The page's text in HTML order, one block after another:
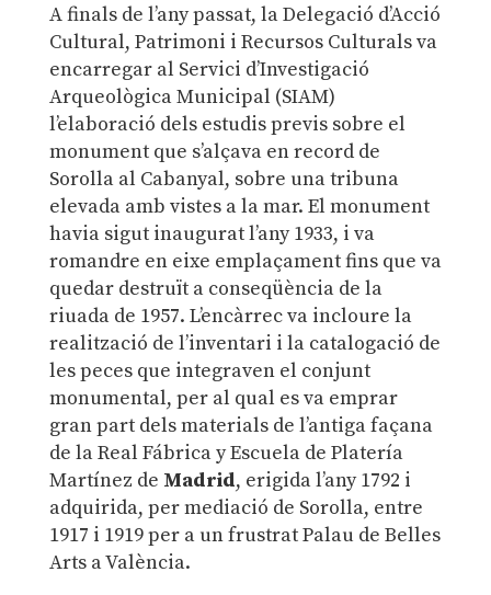
A finals de l’any passat, la Delegació d’Acció
Cultural, Patrimoni i Recursos Culturals va
encarregar al Servici d’Investigació
Arqueològica Municipal (SIAM)
l’elaboració dels estudis previs sobre el
monument que s’alçava en record de
Sorolla al Cabanyal, sobre una tribuna
elevada amb vistes a la mar. El monument
havia sigut inaugurat l’any 1933, i va
romandre en eixe emplaçament fins que va
quedar destruït a conseqüència de la
riuada de 1957. L’encàrrec va incloure la
realització de l’inventari i la catalogació de
les peces que integraven el conjunt
monumental, per al qual es va emprar
gran part dels materials de l’antiga façana
de la Real Fábrica y Escuela de Platería
Martínez de Madrid, erigida l’any 1792 i
adquirida, per mediació de Sorolla, entre
1917 i 1919 per a un frustrat Palau de Belles
Arts a València.